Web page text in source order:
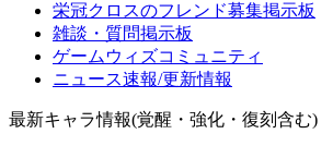
栄冠クロスのフレンド募集掲示板
雑談・質問掲示板
ゲームウィズコミュニティ
ニュース速報/更新情報
最新キャラ情報(覚醒・強化・復刻含む)